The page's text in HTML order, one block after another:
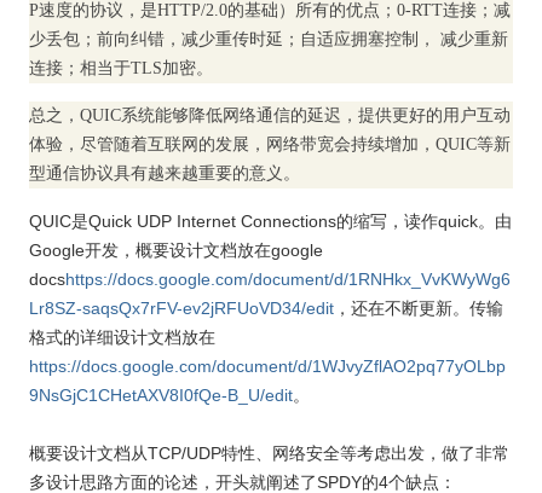
P速度的协议，是HTTP/2.0的基础）所有的优点；0-RTT连接；减
少丢包；前向纠错，减少重传时延；自适应拥塞控制， 减少重新
连接；相当于TLS加密。
总之，QUIC系统能够降低网络通信的延迟，提供更好的用户互动
体验，尽管随着互联网的发展，网络带宽会持续增加，QUIC等新
型通信协议具有越来越重要的意义。
QUIC是Quick UDP Internet Connections的缩写，读作quick。由
Google开发，概要设计文档放在google
docshttps://docs.google.com/document/d/1RNHkx_VvKWyWg6
Lr8SZ-saqsQx7rFV-ev2jRFUoVD34/edit ，还在不断更新。传输
格式的详细设计文档放在
https://docs.google.com/document/d/1WJvyZflAO2pq77yOLbp
9NsGjC1CHetAXV8I0fQe-B_U/edit。
概要设计文档从TCP/UDP特性、网络安全等考虑出发，做了非常
多设计思路方面的论述，开头就阐述了SPDY的4个缺点 ：